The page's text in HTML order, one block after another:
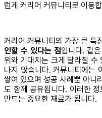
럽게 커리어 커뮤니티로 이동
커리어 커뮤니티의 가장 큰 특
인할 수 있다는 점입니다. 같
위와 기대치는 크게 달라질 수
나지 않습니다. 커뮤니티에는
쌓여 있으며 성공 사례뿐 아니
도 함께 공유됩니다. 이러한
만드는 중요한 재료가 됩니다.